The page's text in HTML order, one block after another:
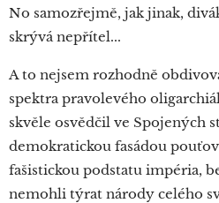
No samozřejmě, jak jinak,
skrývá nepřítel...
A to nejsem rozhodně
spektra pravolevého
skvěle osvědčil ve Spojených
demokratickou fasádou
fašistickou podstatu impéria,
nemohli týrat národy celého